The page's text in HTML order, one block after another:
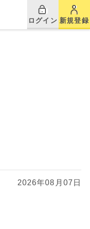
ログイン 新規登録
2026年08月07日